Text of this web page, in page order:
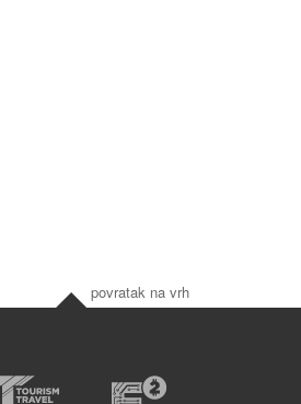
povratak na vrh